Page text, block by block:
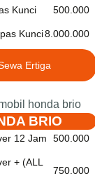
Kunci 500.000
Kunci8.000.000
Ertiga
BRIO
12 Jam 500.000
+ (ALL
750.000